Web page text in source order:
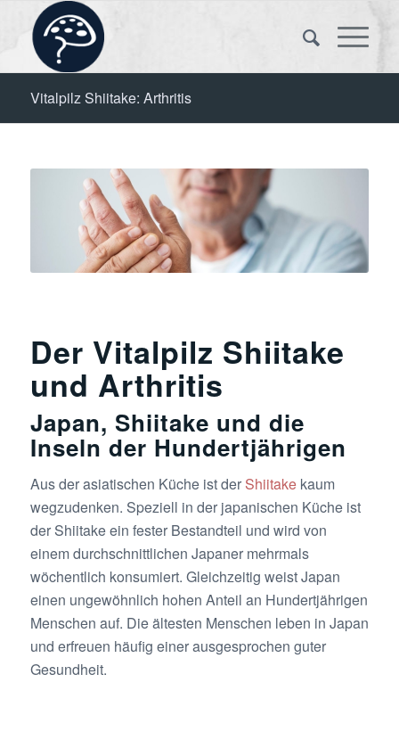
Vitalpilz Shiitake: Arthritis
Der Vitalpilz Shiitake
und Arthritis
Japan, Shiitake und die
Inseln der Hundertjährigen
Aus der asiatischen Küche ist derShiitakekaum
wegzudenken. Speziell in der japanischen Küche ist
der Shiitake ein fester Bestandteil und wird von
einem durchschnittlichen Japaner mehrmals
wöchentlich konsumiert. Gleichzeitig weist Japan
einen ungewöhnlich hohen Anteil an Hundertjährigen
Menschen auf. Die ältesten Menschen leben in Japan
und erfreuen häufig einer ausgesprochen guter
Gesundheit.